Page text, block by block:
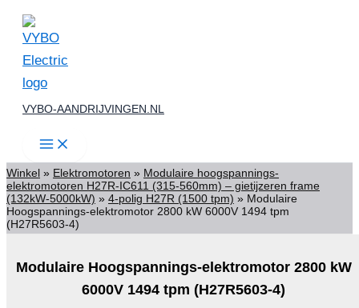
Ga
naar
inhoud
VYBO-AANDRIJVINGEN.NL
Winkel » Elektromotoren » Modulaire hoogspannings-
elektromotoren H27R-IC611 (315-560mm) – gietijzeren frame
(132kW-5000kW) » 4-polig H27R (1500 tpm) » Modulaire
Hoogspannings-elektromotor 2800 kW 6000V 1494 tpm
(H27R5603-4)
Modulaire Hoogspannings-elektromotor 2800 kW
6000V 1494 tpm (H27R5603-4)